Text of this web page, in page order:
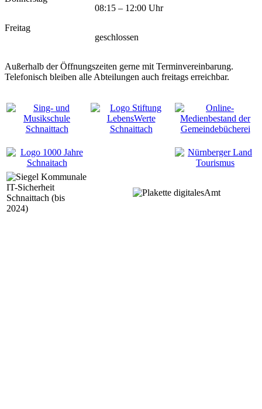
08:15 – 12:00 Uhr
Freitag
geschlossen
Außerhalb der Öffnungszeiten gerne mit Terminvereinbarung.
Telefonisch bleiben alle Abteilungen auch freitags erreichbar.